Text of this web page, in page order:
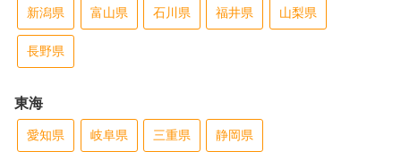
新潟県 富山県 石川県 福井県 山梨県
長野県
東海
愛知県 岐阜県 三重県 静岡県